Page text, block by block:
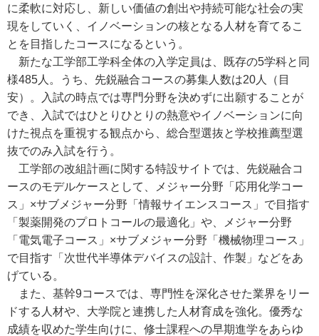
に柔軟に対応し、新しい価値の創出や持続可能な社会の実
現をしていく、イノベーションの核となる人材を育てるこ
とを目指したコースになるという。
新たな工学部工学科全体の入学定員は、既存の5学科と同
様485人。うち、先鋭融合コースの募集人数は20人（目
安）。入試の時点では専門分野を決めずに出願することが
でき、入試ではひとりひとりの熱意やイノベーションに向
けた視点を重視する観点から、総合型選抜と学校推薦型選
抜でのみ入試を行う。
工学部の改組計画に関する特設サイトでは、先鋭融合コ
ースのモデルケースとして、メジャー分野「応用化学コー
ス」×サブメジャー分野「情報サイエンスコース」で目指す
「製薬開発のプロトコールの最適化」や、メジャー分野
「電気電子コース」×サブメジャー分野「機械物理コース」
で目指す「次世代半導体デバイスの設計、作製」などをあ
げている。
また、基幹9コースでは、専門性を深化させた業界をリー
ドする人材や、大学院と連携した人材育成を強化。優秀な
成績を収めた学生向けに、修士課程への早期進学をあらゆ